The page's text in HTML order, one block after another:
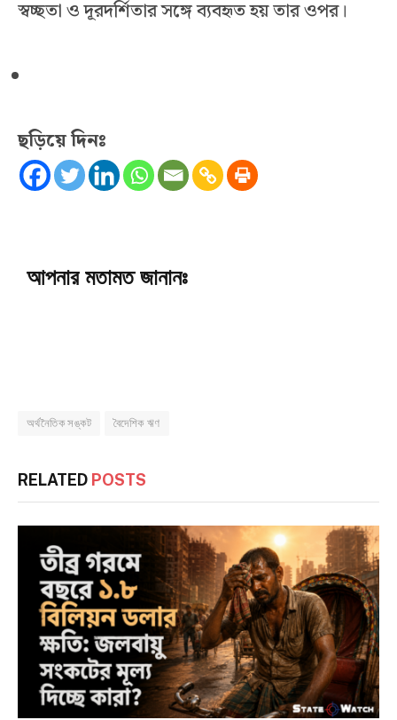
স্বচ্ছতা ও দূরদর্শিতার সঙ্গে ব্যবহৃত হয় তার ওপর।
ছড়িয়ে দিনঃ
আপনার মতামত জানানঃ
অর্থনৈতিক সঙ্কট বৈদেশিক ঋণ
RELATED POSTS